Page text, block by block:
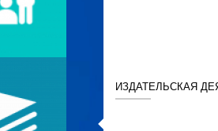
ИЗДАТЕЛЬСКАЯ